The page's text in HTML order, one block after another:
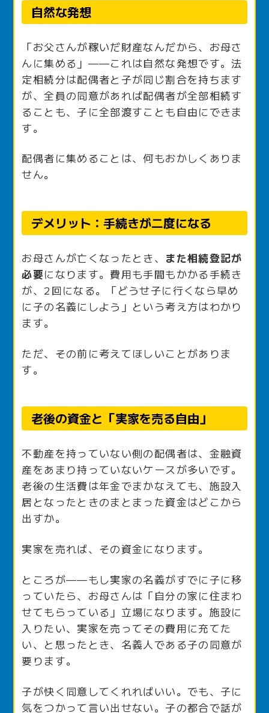
自然な発想
「お父さんが稼いだ財産なんだから、お母さ
んに集める」——これは自然な発想です。法
定相続分は配偶者と子が同じ割合を持ちます
が、全員の同意があれば配偶者が全部相続す
ることも、子に全部渡すことも自由にできま
す。
配偶者に集めることは、何もおかしくありま
せん。
デメリット：手続きが二度になる
お母さんが亡くなったとき、 また相続登記が
必要になります。費用も手間もかかる手続き
が、2回になる。「どうせ子に行くなら早め
に子の名義にしよう」という考え方はわかり
ます。
ただ、その前に考えてほしいことがありま
す。
老後の資金と「実家を売る自由」
不動産を持っていない側の配偶者は、金融資
産をあまり持っていないケースが多いです。
老後の生活費は年金でまかなえても、施設入
居となったときのまとまった資金はどこから
出すか。
実家を売れば、その資金になります。
ところが——もし実家の名義がすでに子に移
っていたら、お母さんは「自分の家に住まわ
せてもらっている」立場になります。施設に
入りたい、実家を売ってその費用に充てた
い、と思ったとき、名義人である子の同意が
要ります。
子が快く同意してくれればいい。でも、子に
気をつかって言い出せない。子の都合で話が